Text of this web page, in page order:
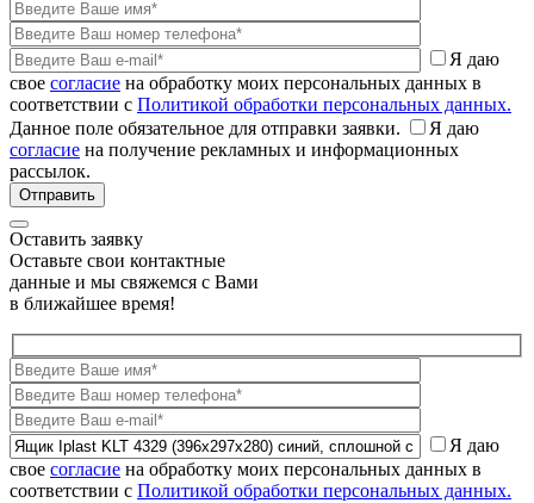
Я даю
свое согласие на обработку моих персональных данных в
соответствии с Политикой обработки персональных данных.
Данное поле обязательное для отправки заявки.
Я даю
согласие на получение рекламных и информационных
рассылок.
Оставить заявку
Оставьте свои контактные
данные и мы свяжемся с Вами
в ближайшее время!
Я даю
свое согласие на обработку моих персональных данных в
соответствии с Политикой обработки персональных данных.